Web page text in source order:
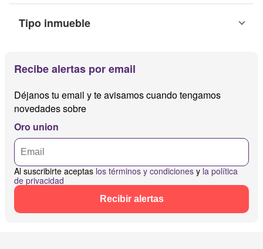
Tipo inmueble
Recibe alertas por email
Déjanos tu email y te avisamos cuando tengamos
novedades sobre
Oro union
Al suscribirte aceptas los términos y condiciones y la política
de privacidad
Recibir alertas